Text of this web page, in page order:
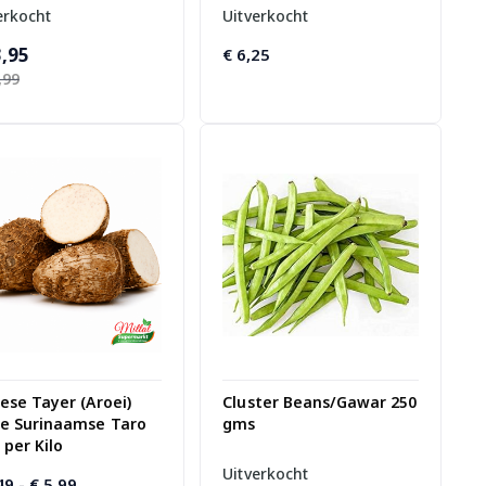
Uitverkocht
€ 6,25
Tayer (Aroei)
Surinaamse Taro
per Kilo
Cluster Beans/Gawar 250
gms
Uitverkocht